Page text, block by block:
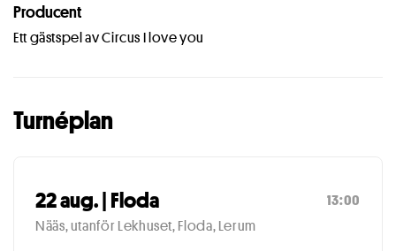
Producent
Ett gästspel av Circus I love you
Turnéplan
22 aug. | Floda
Nääs, utanför Lekhuset, Floda, Lerum
13:00